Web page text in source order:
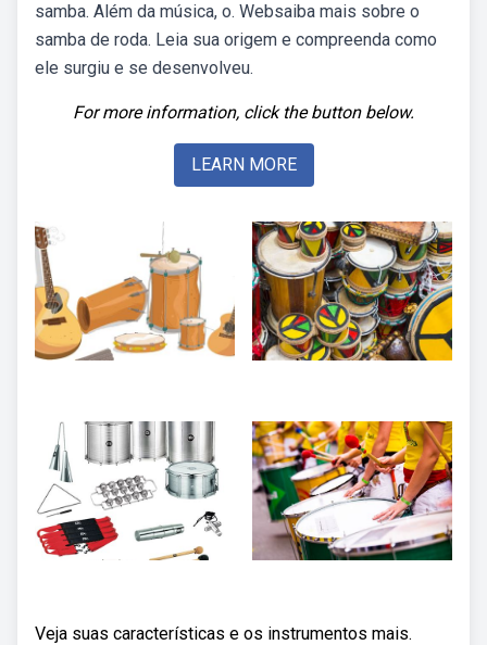
samba. Além da música, o. Websaiba mais sobre o
samba de roda. Leia sua origem e compreenda como
ele surgiu e se desenvolveu.
For more information, click the button below.
LEARN MORE
Veja suas características e os instrumentos mais.